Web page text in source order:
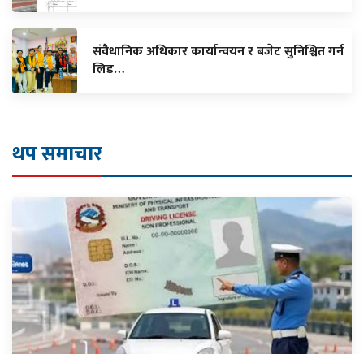
संवैधानिक अधिकार कार्यान्वयन र बजेट सुनिश्चित गर्न
लिड…
थप समाचार